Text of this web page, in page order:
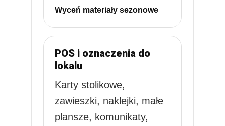
Wyceń materiały sezonowe
POS i oznaczenia do
lokalu
Karty stolikowe,
zawieszki, naklejki, małe
plansze, komunikaty,